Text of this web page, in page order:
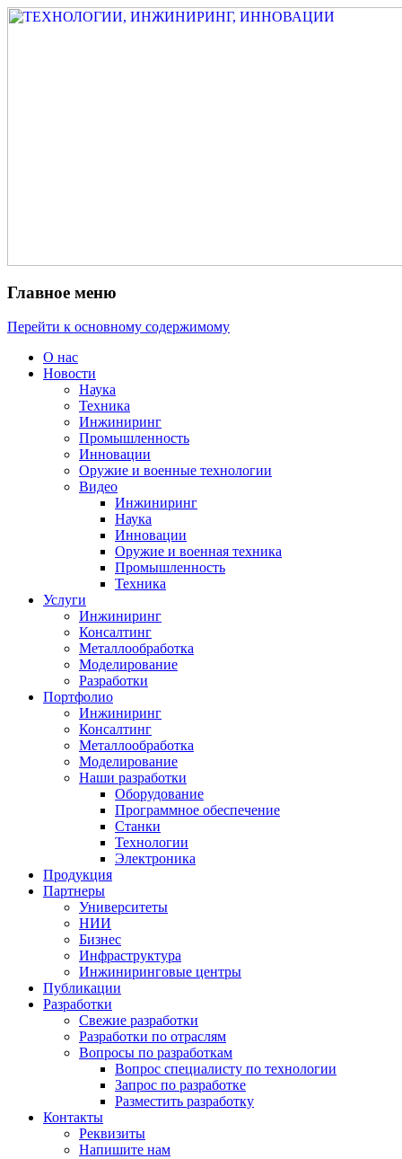
Главное меню
Перейти к основному содержимому
О нас
Новости
Наука
Техника
Инжиниринг
Промышленность
Инновации
Оружие и военные технологии
Видео
Инжиниринг
Наука
Инновации
Оружие и военная техника
Промышленность
Техника
Услуги
Инжиниринг
Консалтинг
Металлообработка
Моделирование
Разработки
Портфолио
Инжиниринг
Консалтинг
Металлообработка
Моделирование
Наши разработки
Оборудование
Программное обеспечение
Станки
Технологии
Электроника
Продукция
Партнеры
Университеты
НИИ
Бизнес
Инфраструктура
Инжиниринговые центры
Публикации
Разработки
Свежие разработки
Разработки по отраслям
Вопросы по разработкам
Вопрос специалисту по технологии
Запрос по разработке
Разместить разработку
Контакты
Реквизиты
Напишите нам